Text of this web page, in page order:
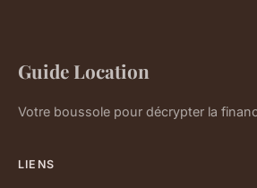
Guide Location
Votre boussole pour décrypter la
LIENS